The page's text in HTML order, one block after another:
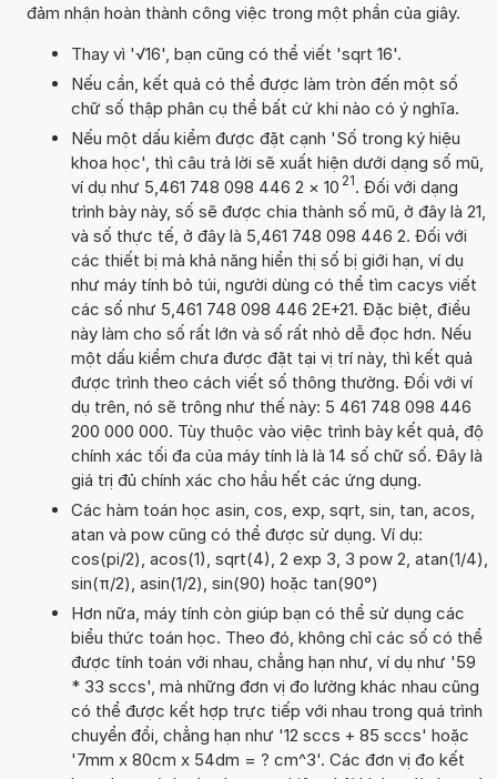
đảm nhận hoàn thành công việc trong một phần của giây.
Thay vì '√16', bạn cũng có thể viết 'sqrt 16'.
Nếu cần, kết quả có thể được làm tròn đến một số
chữ số thập phân cụ thể bất cứ khi nào có ý nghĩa.
Nếu một dấu kiểm được đặt cạnh 'Số trong ký hiệu
khoa học', thì câu trả lời sẽ xuất hiện dưới dạng số mũ,
ví dụ như 5,461 748 098 446 2 × 10 21. Đối với dạng
trình bày này, số sẽ được chia thành số mũ, ở đây là 21,
và số thực tế, ở đây là 5,461 748 098 446 2. Đối với
các thiết bị mà khả năng hiển thị số bị giới hạn, ví dụ
như máy tính bỏ túi, người dùng có thể tìm cacys viết
các số như 5,461 748 098 446 2E+21. Đặc biệt, điều
này làm cho số rất lớn và số rất nhỏ dễ đọc hơn. Nếu
một dấu kiểm chưa được đặt tại vị trí này, thì kết quả
được trình theo cách viết số thông thường. Đối với ví
dụ trên, nó sẽ trông như thế này: 5 461 748 098 446
200 000 000. Tùy thuộc vào việc trình bày kết quả, độ
chính xác tối đa của máy tính là là 14 số chữ số. Đây là
giá trị đủ chính xác cho hầu hết các ứng dụng.
Các hàm toán học asin, cos, exp, sqrt, sin, tan, acos,
atan và pow cũng có thể được sử dụng. Ví dụ:
cos(pi/2), acos(1), sqrt(4), 2 exp 3, 3 pow 2, atan(1/4),
sin(π/2), asin(1/2), sin(90) hoặc tan(90°)
Hơn nữa, máy tính còn giúp bạn có thể sử dụng các
biểu thức toán học. Theo đó, không chỉ các số có thể
được tính toán với nhau, chẳng hạn như, ví dụ như '59
* 33 sccs', mà những đơn vị đo lường khác nhau cũng
có thể được kết hợp trực tiếp với nhau trong quá trình
chuyển đổi, chẳng hạn như '12 sccs + 85 sccs' hoặc
'7mm x 80cm x 54dm = ? cm^3'. Các đơn vị đo kết